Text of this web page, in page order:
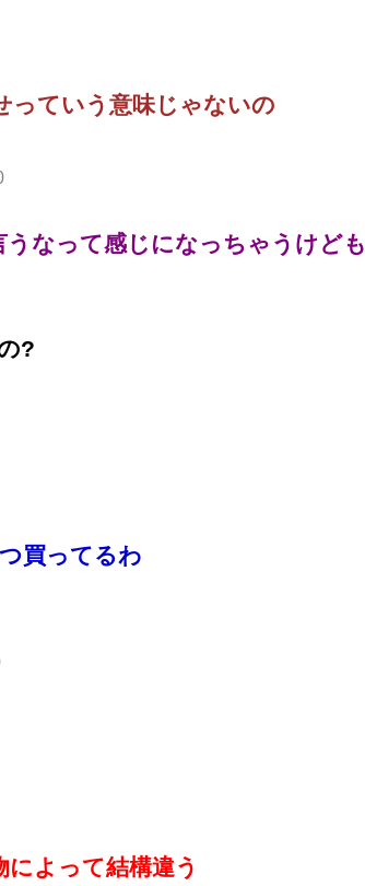
っていう意味じゃないの
なって感じになっちゃうけども
?
買ってるわ
よって結構違う